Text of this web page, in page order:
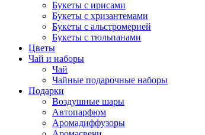
Букеты с ирисами
Букеты с хризантемами
Букеты с альстромерией
Букеты с тюльпанами
Цветы
Чай и наборы
Чай
Чайные подарочные наборы
Подарки
Воздушные шары
Автопарфюм
Аромадиффузоры